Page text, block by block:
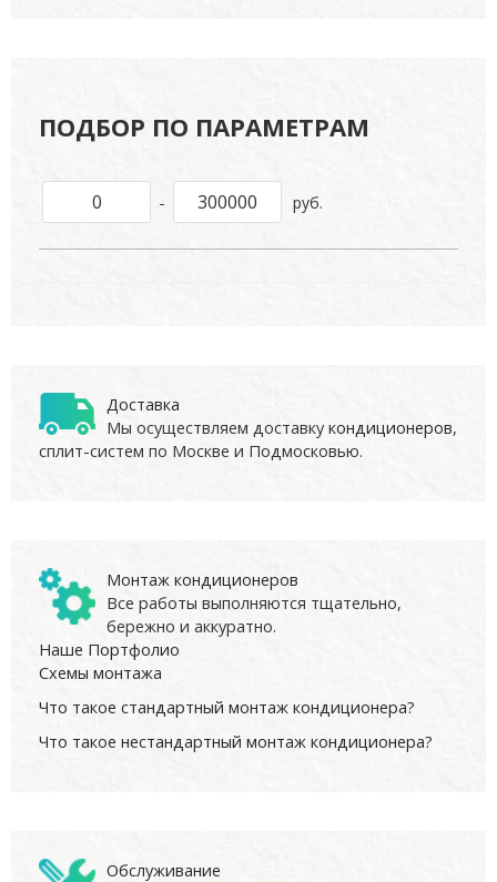
ПОДБОР ПО ПАРАМЕТРАМ
- руб.
Доставка
Мы осуществляем доставку кондиционеров,
сплит-систем по Москве и Подмосковью.
Монтаж кондиционеров
Все работы выполняются тщательно,
бережно и аккуратно.
Наше Портфолио
Схемы монтажа
Что такое стандартный монтаж кондиционера?
Что такое нестандартный монтаж кондиционера?
Обслуживание